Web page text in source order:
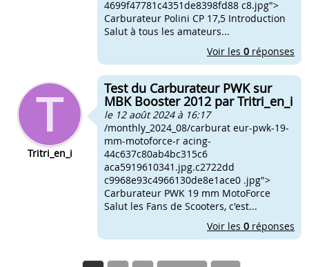
4699f47781c4351de8398fd88 c8.jpg">
Carburateur Polini CP 17,5 Introduction
Salut à tous les amateurs...
Voir les 0 réponses
Tritri_en_i
Test du Carburateur PWK sur
MBK Booster 2012 par Tritri_en_i
le 12 août 2024 à 16:17
/monthly_2024_08/carburat eur-pwk-19-
mm-motoforce-r acing-
44c637c80ab4bc315c6
aca5919610341.jpg.c2722dd
c9968e93c4966130de8e1ace0 .jpg">
Carburateur PWK 19 mm MotoForce
Salut les Fans de Scooters, c'est...
Voir les 0 réponses